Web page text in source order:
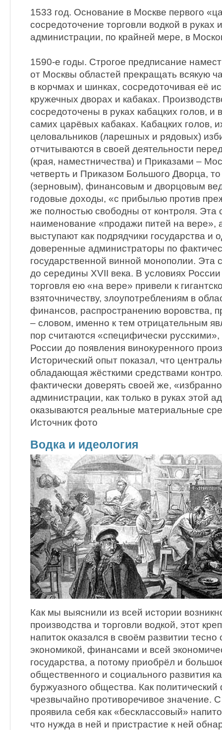
1533 год. Основание в Москве первого
сосредоточение торговли водкой в руках
администрации, по крайней мере, в
1590-е годы. Строгое предписание
от Москвы областей прекращать всякую
в корчмах и шинках, сосредоточивая её
кружечных дворах и кабаках.
сосредоточены в руках кабацких голов, и
самих царёвых кабаках. Кабацких голов,
целовальников (ларешных и рядовых)
отчитываются в своей деятельности
(края, наместничества) и Приказами –
четверть и Приказом Большого Дворца,
(зерновым), финансовым и дворцовым
годовые доходы, «с прибылью против
же полностью свободны от контроля. Эта
наименование «продажи питей на вере»,
выступают как подрядчики государства и
доверенные администраторы по
государственной винной монополии. Эта
до середины XVII века. В условиях
торговля ею «на вере» привели к
взяточничеству, злоупотреблениям в
финансов, распространению воровства,
– словом, именно к тем отрицательным
пор считаются «специфически
России до появления винокуренного
Исторический опыт показал, что
обладающая жёсткими средствами
фактически доверять своей же,
администрации, как только в руках этой
оказываются реальные материальные
Источник фото
Водка и идеология
Как мы выяснили из всей истории
производства и торговли водкой, этот
напиток оказался в своём развитии
экономикой, финансами и всей
государства, а потому приобрёл и
общественного и социального развития
буржуазного общества. Как
чрезвычайно противоречивое значение.
проявила себя как «бесклассовый»
что нужда в ней и пристрастие к ней